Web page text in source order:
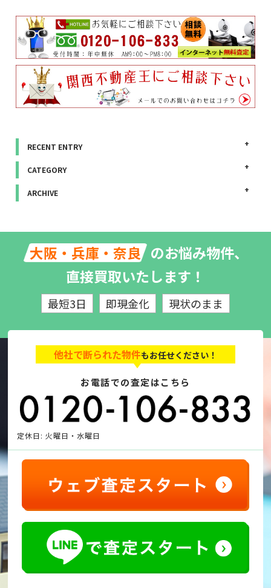
RECENT ENTRY
CATEGORY
ARCHIVE
大阪・兵庫・奈良 のお悩み物件、
直接買取いたします！
最短3日 即現金化 現状のまま
他社で断られた物件もお任せください！
お電話での査定はこちら
定休日: 火曜日・水曜日